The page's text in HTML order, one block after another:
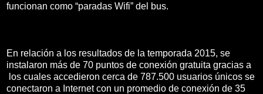
funcionan como “paradas Wifi” del bus.
En relación a los resultados de la temporada 2015, se
instalaron más de 70 puntos de conexión gratuita gracias a
los cuales accedieron cerca de 787.500 usuarios únicos se
conectaron a Internet con un promedio de conexión de 35